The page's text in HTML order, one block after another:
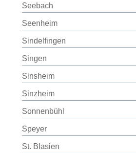
Seebach
Seenheim
Sindelfingen
Singen
Sinsheim
Sinzheim
Sonnenbühl
Speyer
St. Blasien